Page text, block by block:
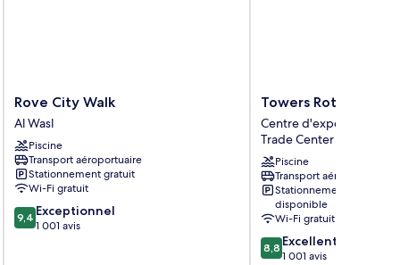
Rove
City
Walk
Al
Wasl
Rove City Walk
Al Wasl
Piscine
Transport aéroportuaire
Stationnement gratuit
Wi-Fi gratuit
9.4
sur
9,4 Exceptionnel
1 001 avis
Towers
Rotana
Centre
d'expositions
international
World
Trade
Center
Towers Rotana
Centre d'expositions
Trade Center
Piscine
Transport aéroportuaire
Stationnement
disponible
Wi-Fi gratuit
8.8
sur
8,8 Excellent
1 001 avis